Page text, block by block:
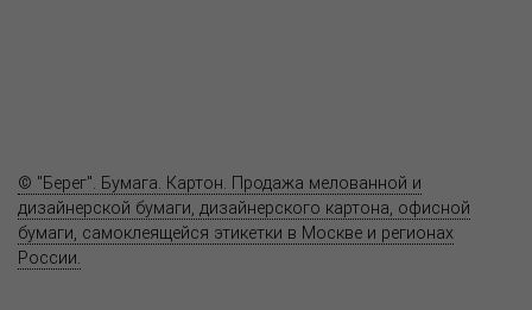
© "Берег". Бумага. Картон. Продажа мелованной и
дизайнерской бумаги, дизайнерского картона, офисной
бумаги, самоклеящейся этикетки в Москве и регионах
России.